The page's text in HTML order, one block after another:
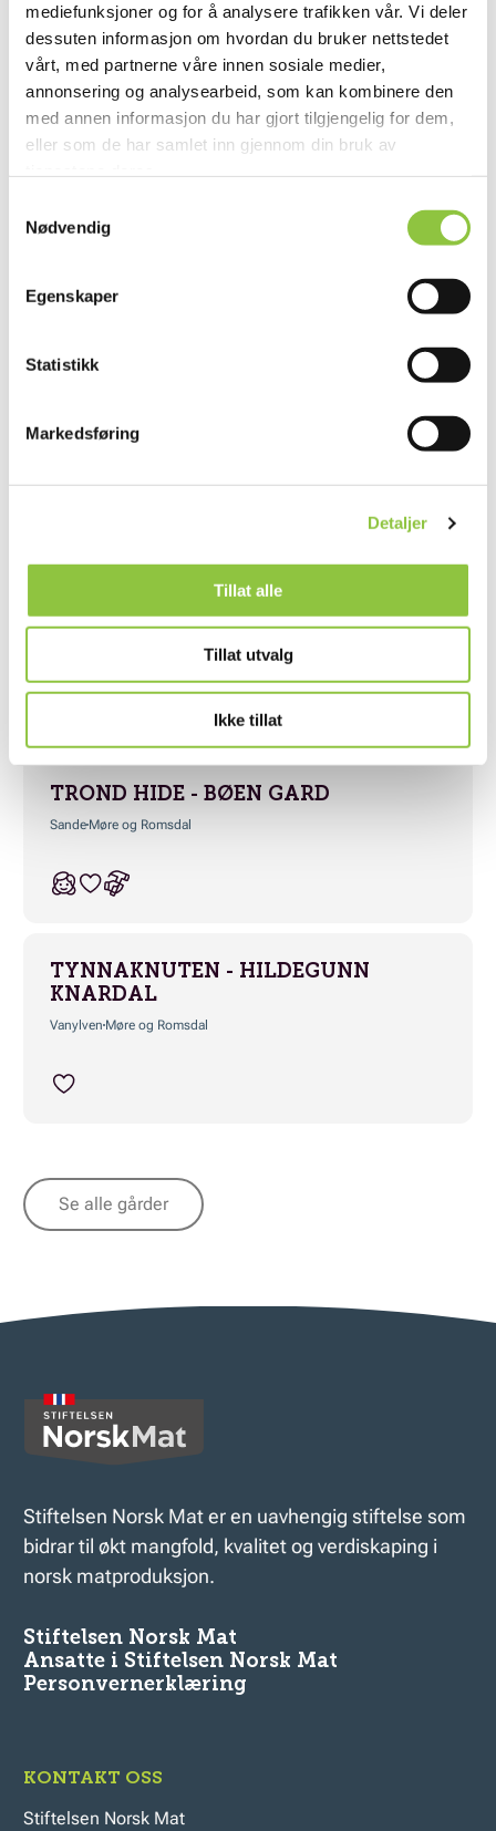
mediefunksjoner og for å analysere trafikken vår. Vi deler
dessuten informasjon om hvordan du bruker nettstedet
vårt, med partnerne våre innen sosiale medier,
annonsering og analysearbeid, som kan kombinere den
med annen informasjon du har gjort tilgjengelig for dem,
eller som de har samlet inn gjennom din bruk av
Nødvendig
Egenskaper
Statistikk
Markedsføring
Detaljer
Tillat alle
Tillat utvalg
Ikke tillat
Koparstadvegen 140, 6098 Nerlandsøy
STRAND GÅRD
HUMLEGÅRD - VERA SIMONSSON AS
TROND HIDE - BØEN GARD
SandeMøre og Romsdal
TYNNAKNUTEN - HILDEGUNN
KNARDAL
VanylvenMøre og Romsdal
Se alle gårder
Stiftelsen Norsk Mat er en uavhengig stiftelse som
bidrar til økt mangfold, kvalitet og verdiskaping i
norsk matproduksjon.
Stiftelsen Norsk Mat
Ansatte i Stiftelsen Norsk Mat
Personvernerklæring
KONTAKT OSS
Stiftelsen Norsk Mat